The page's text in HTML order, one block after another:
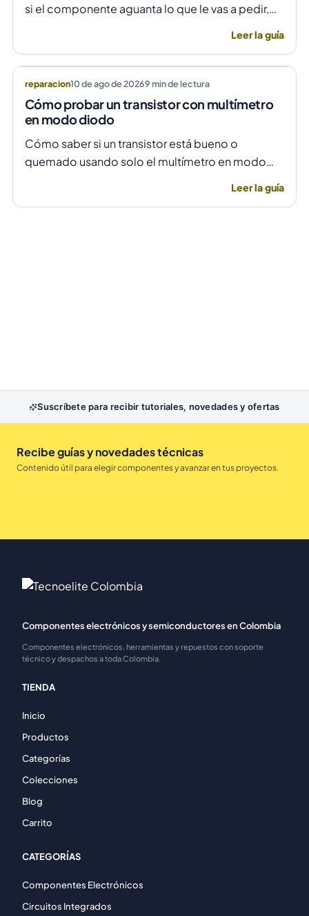
si el componente aguanta lo que le vas a pedir,
Leer la guía
reparacion10 de ago de 20269min de lectura
Cómo probar un transistor con multímetro
en modo diodo
Cómo saber si un transistor está bueno o
quemado usando solo el multímetro en modo
Leer la guía
Suscríbete para recibir tutoriales, novedades y ofertas
Recibe guías y novedades técnicas
Contenido útil para elegir componentes y avanzar en tus proyectos.
Componentes electrónicos y semiconductores en Colombia
Componentes electrónicos, herramientas y repuestos con soporte
técnico y despachos a toda Colombia.
TIENDA
Inicio
Productos
Categorías
Colecciones
Blog
Carrito
CATEGORÍAS
Componentes Electrónicos
Circuitos Integrados